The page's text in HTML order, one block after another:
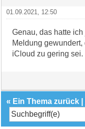
01.09.2021, 12:50
Genau, das hatte
Meldung
iCloud zu gering
« Ein Thema zurück